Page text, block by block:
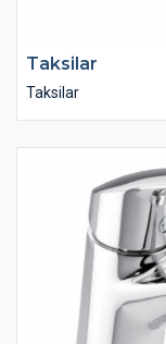
Taksilar
Taksilar